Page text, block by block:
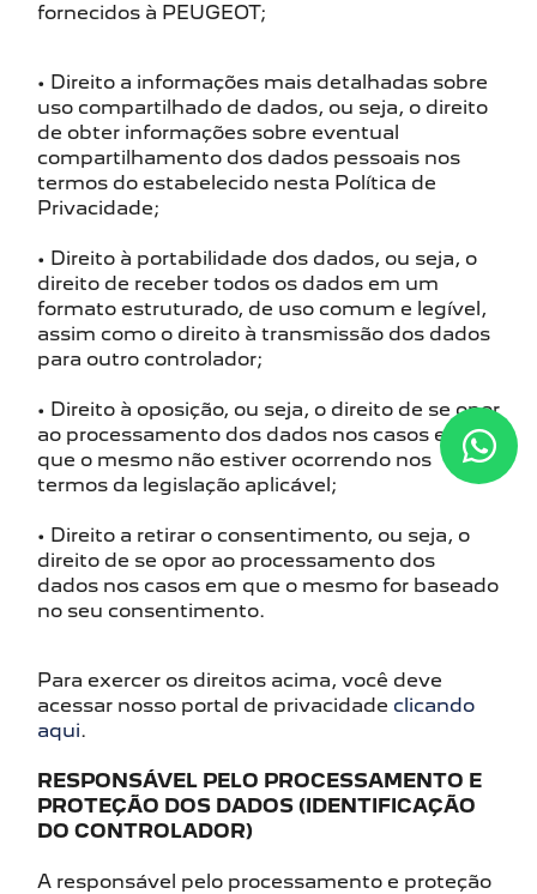
fornecidos à PEUGEOT;
• Direito a informações mais detalhadas sobre
uso compartilhado de dados, ou seja, o direito
de obter informações sobre eventual
compartilhamento dos dados pessoais nos
termos do estabelecido nesta Política de
Privacidade;
• Direito à portabilidade dos dados, ou seja, o
direito de receber todos os dados em um
formato estruturado, de uso comum e legível,
assim como o direito à transmissão dos dados
para outro controlador;
• Direito à oposição, ou seja, o direito de se opor
ao processamento dos dados nos casos em
que o mesmo não estiver ocorrendo nos
termos da legislação aplicável;
• Direito a retirar o consentimento, ou seja, o
direito de se opor ao processamento dos
dados nos casos em que o mesmo for baseado
no seu consentimento.
Para exercer os direitos acima, você deve
acessar nosso portal de privacidade clicando
aqui.
RESPONSÁVEL PELO PROCESSAMENTO E
PROTEÇÃO DOS DADOS (IDENTIFICAÇÃO
DO CONTROLADOR)
A responsável pelo processamento e proteção